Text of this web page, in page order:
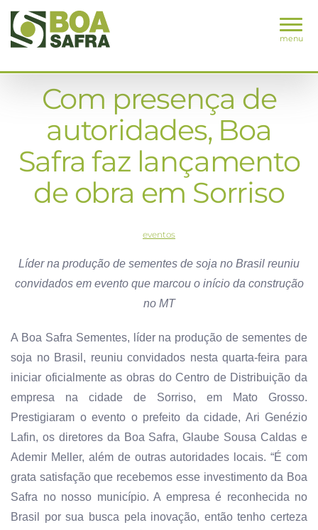
menu
Com presença de
autoridades, Boa
Safra faz lançamento
de obra em Sorriso
eventos
Líder na produção de sementes de soja no Brasil reuniu
convidados em evento que marcou o início da construção
no MT
A Boa Safra Sementes, líder na produção de sementes de
soja no Brasil, reuniu convidados nesta quarta-feira para
iniciar oficialmente as obras do Centro de Distribuição da
empresa na cidade de Sorriso, em Mato Grosso.
Prestigiaram o evento o prefeito da cidade, Ari Genézio
Lafin, os diretores da Boa Safra, Glaube Sousa Caldas e
Ademir Meller, além de outras autoridades locais. “É com
grata satisfação que recebemos esse investimento da Boa
Safra no nosso município. A empresa é reconhecida no
Brasil por sua busca pela inovação, então tenho certeza